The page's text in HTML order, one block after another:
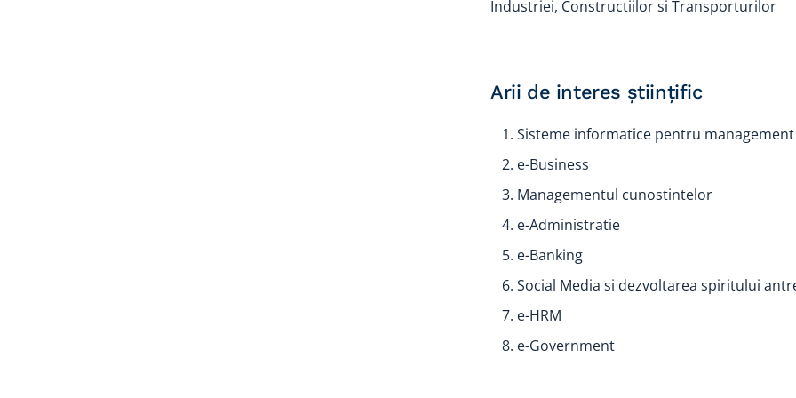
Industriei, Constructiilor si Transporturilor
Arii de interes științific
Sisteme informatice pentru management
e-Business
Managementul cunostintelor
e-Administratie
e-Banking
Social Media si dezvoltarea spiritului
e-HRM
e-Government